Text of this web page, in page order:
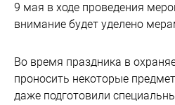
9 мая в ходе проведения
внимание будет уделено
Во время праздника в
проносить некоторые
даже подготовили